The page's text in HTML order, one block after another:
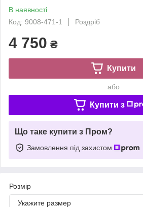
В наявності
Код: 9008-471-1
Роздріб
4 750 ₴
Купити
або
Купити з
Що таке купити з Пром?
Замовлення під захистом
Розмір
Укажите размер